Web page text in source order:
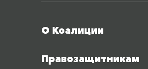
О Коалиции
Правозащитникам